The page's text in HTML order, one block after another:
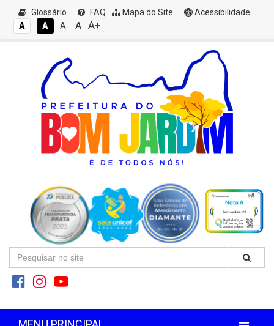
Glossário FAQ Mapa do Site
Acessibilidade
A
A A- A A+